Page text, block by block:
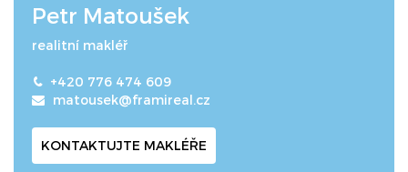
Petr Matoušek
realitní makléř
+420 776 474 609
matousek@framireal.cz
KONTAKTUJTE MAKLÉŘE